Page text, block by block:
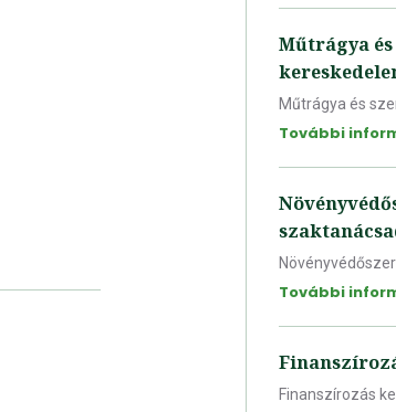
Műtrágya
Műtrágya és
További
További
Finanszírozás